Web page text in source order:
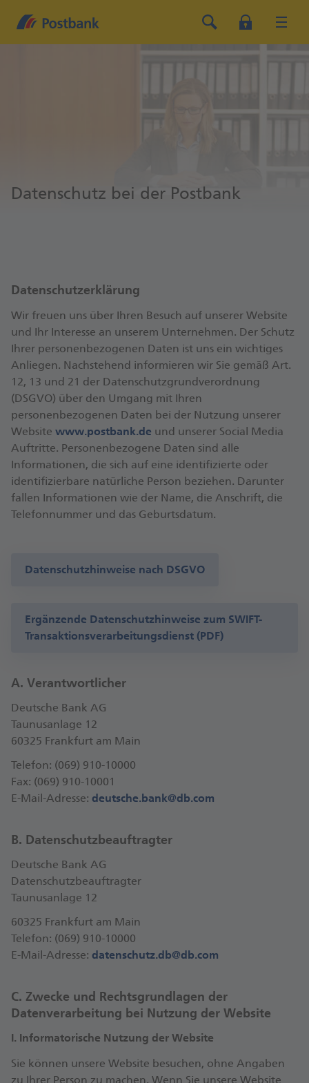
Datenschutz bei der Postbank
Datenschutzerklärung
Wir freuen uns über Ihren Besuch auf unserer Website
und Ihr Interesse an unserem Unternehmen. Der Schutz
Ihrer personenbezogenen Daten ist uns ein wichtiges
Anliegen. Nachstehend informieren wir Sie gemäß Art.
12, 13 und 21 der Datenschutzgrundverordnung
(DSGVO) über den Umgang mit Ihren
personenbezogenen Daten bei der Nutzung unserer
Website www.postbank.de und unserer Social Media
Auftritte. Personenbezogene Daten sind alle
Informationen, die sich auf eine identifizierte oder
identifizierbare natürliche Person beziehen. Darunter
fallen Informationen wie der Name, die Anschrift, die
Telefonnummer und das Geburtsdatum.
Datenschutzhinweise nach DSGVO
Ergänzende Datenschutzhinweise zum SWIFT-
Transaktionsverarbeitungsdienst (PDF)
A. Verantwortlicher
Deutsche Bank AG
Taunusanlage 12
60325 Frankfurt am Main
Telefon: (069) 910-10000
Fax: (069) 910-10001
E-Mail-Adresse: deutsche.bank@db.com
B. Datenschutzbeauftragter
Deutsche Bank AG
Datenschutzbeauftragter
Taunusanlage 12
60325 Frankfurt am Main
Telefon: (069) 910-10000
E-Mail-Adresse: datenschutz.db@db.com
C. Zwecke und Rechtsgrundlagen der
Datenverarbeitung bei Nutzung der Website
I. Informatorische Nutzung der Website
Sie können unsere Website besuchen, ohne Angaben
zu Ihrer Person zu machen. Wenn Sie unsere Website